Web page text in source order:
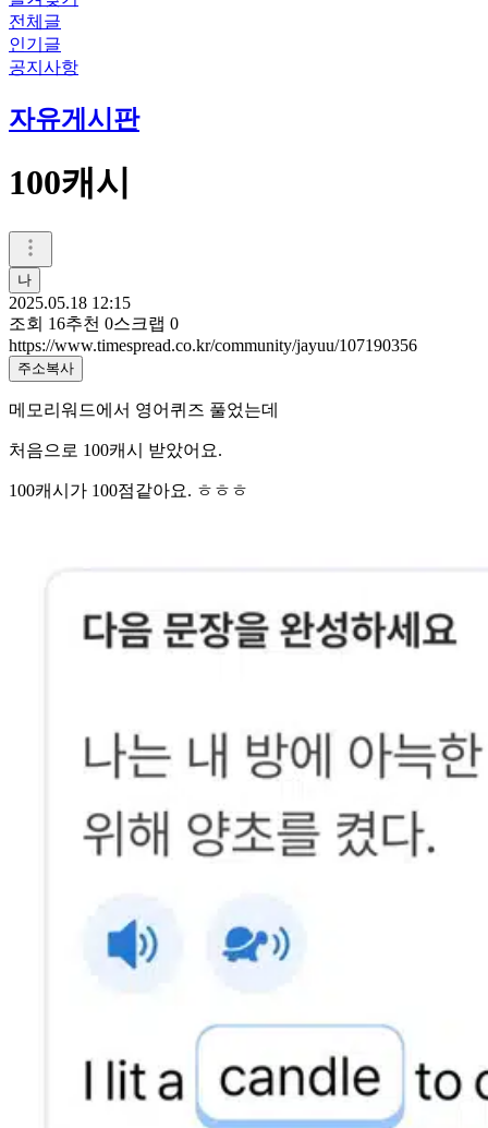
전체글
인기글
공지사항
자유게시판
100캐시
나
2025.05.18 12:15
조회 16추천 0스크랩 0
https://www.timespread.co.kr/community/jayuu/107190356
주소복사
메모리워드에서 영어퀴즈 풀었는데
처음으로 100캐시 받았어요.
100캐시가 100점같아요. ㅎㅎㅎ